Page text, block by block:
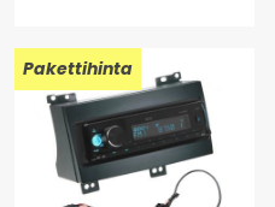
Pakettihinta